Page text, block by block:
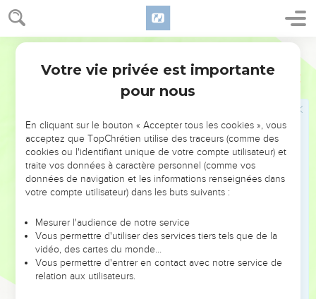
Esaïe 66
19 "I will set a sign among them, and I will send such as
escape of them to the nations, to Tarshish, Pul, and Lud, who
draw the bow, to Tubal and Javan, to the islands afar off,
who have not heard my fame, neither have seen my glory;
and they shall declare my glory among the nations.
an offering to Yahweh, on horses, and in chariots, and in
litters, and on mules, and on dromedaries, to my holy
mountain Jerusalem, says Yahweh, as the children of Israel
bring their offering in a clean vessel into the house of
Yahweh.
Yahweh.
"For as the new heavens and the new earth, which I will
make, shall remain before me," says Yahweh, "so your seed
and your name shall remain.
Votre vie privée est importante
pour nous
En cliquant sur le bouton « Accepter tous les cookies », vous
acceptez que TopChrétien utilise des traceurs (comme des
cookies ou l'identifiant unique de votre compte utilisateur) et
traite vos données à caractère personnel (comme vos
données de navigation et les informations renseignées dans
votre compte utilisateur) dans les buts suivants :
Mesurer l'audience de notre service
Vous permettre d'utiliser des services tiers tels que de la
vidéo, des cartes du monde…
Vous permettre d'entrer en contact avec notre service de
relation aux utilisateurs.